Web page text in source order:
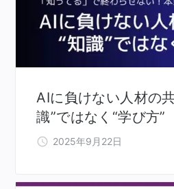
AIに負けない人材の
識”ではなく“学び方”
2025年9月22日